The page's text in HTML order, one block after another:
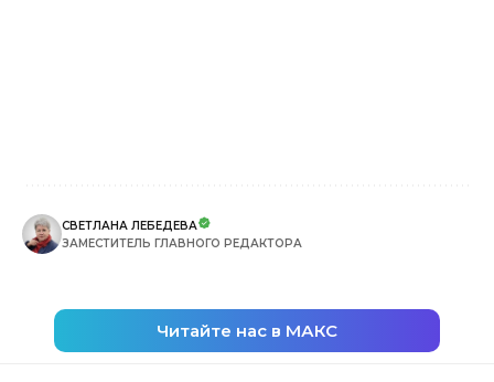
СВЕТЛАНА ЛЕБЕДЕВА
ЗАМЕСТИТЕЛЬ ГЛАВНОГО РЕДАКТОРА
Читайте нас в МАКС